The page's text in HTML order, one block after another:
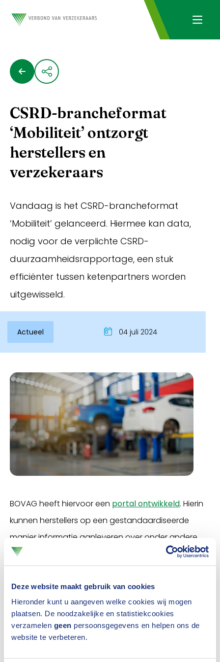
Deze website maakt gebruik van cookies
Hieronder kunt u aangeven welke cookies wij mogen
plaatsen. De noodzakelijke en statistiekcookies
verzamelen geen persoonsgegevens en helpen ons de
website te verbeteren.
Inloggen
CSRD-brancheformat
‘Mobiliteit’ ontzorgt
herstellers en
verzekeraars
Vandaag is het CSRD-brancheformat
‘Mobiliteit’ gelanceerd. Hiermee kan data,
nodig voor de verplichte CSRD-
duurzaamheidsrapportage, een stuk
efficiënter tussen ketenpartners worden
uitgewisseld.
Actueel 04 juli 2024
BOVAG heeft hiervoor een portal ontwikkeld. Hierin
kunnen herstellers op een gestandaardiseerde
manier informatie aanleveren over onder andere
hun duurzaamheidsbeleid, -ambitie en prestaties
vervolgens eenvoudig met verzekeraars en banken
worden gedeeld.
Duurzaamheidsinformatie over 2024